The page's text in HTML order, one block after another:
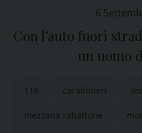
6
Con l’auto fuori
un uomo
118 carabinieri
mezzana rabattone